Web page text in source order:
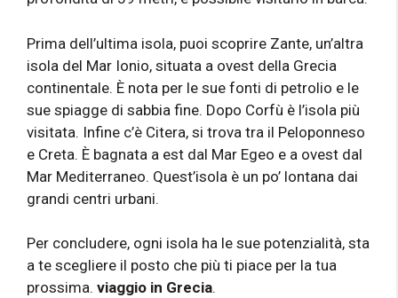
Prima dell’ultima isola, puoi scoprire Zante, un’altra
isola del Mar Ionio, situata a ovest della Grecia
continentale. È nota per le sue fonti di petrolio e le
sue spiagge di sabbia fine. Dopo Corfù è l’isola più
visitata. Infine c’è Citera, si trova tra il Peloponneso
e Creta. È bagnata a est dal Mar Egeo e a ovest dal
Mar Mediterraneo. Quest’isola è un po’ lontana dai
grandi centri urbani.
Per concludere, ogni isola ha le sue potenzialità, sta
a te scegliere il posto che più ti piace per la tua
prossima. viaggio in Grecia.